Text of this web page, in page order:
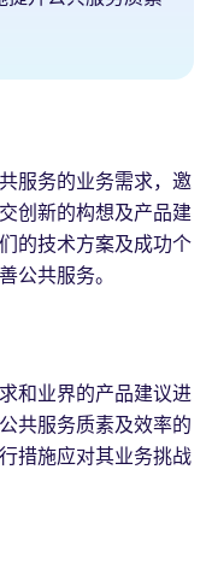
服务的业务需求，邀
创新的构想及产品建
的技术方案及成功个
公共服务。
和业界的产品建议进
共服务质素及效率的
措施应对其业务挑战